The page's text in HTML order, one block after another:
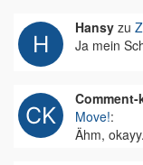
Hansy zu
Ja mein
Comment-
Move!:
Ähm, okayy.